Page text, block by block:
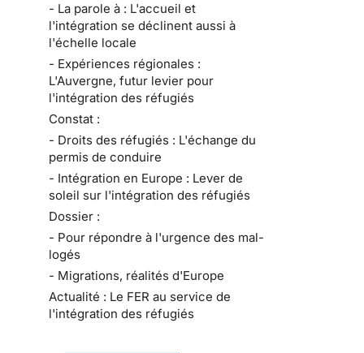
- La parole à : L'accueil et
l'intégration se déclinent aussi à
l'échelle locale
- Expériences régionales :
L'Auvergne, futur levier pour
l'intégration des réfugiés
Constat :
- Droits des réfugiés : L'échange du
permis de conduire
- Intégration en Europe : Lever de
soleil sur l'intégration des réfugiés
Dossier :
- Pour répondre à l'urgence des mal-
logés
- Migrations, réalités d'Europe
Actualité : Le FER au service de
l'intégration des réfugiés